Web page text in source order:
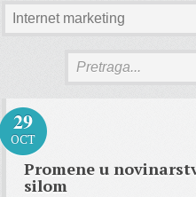
29
OCT
Promene u
silom